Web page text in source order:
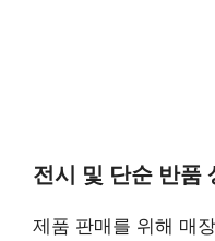
전시 및 단순 반품
제품 판매를 위해 매